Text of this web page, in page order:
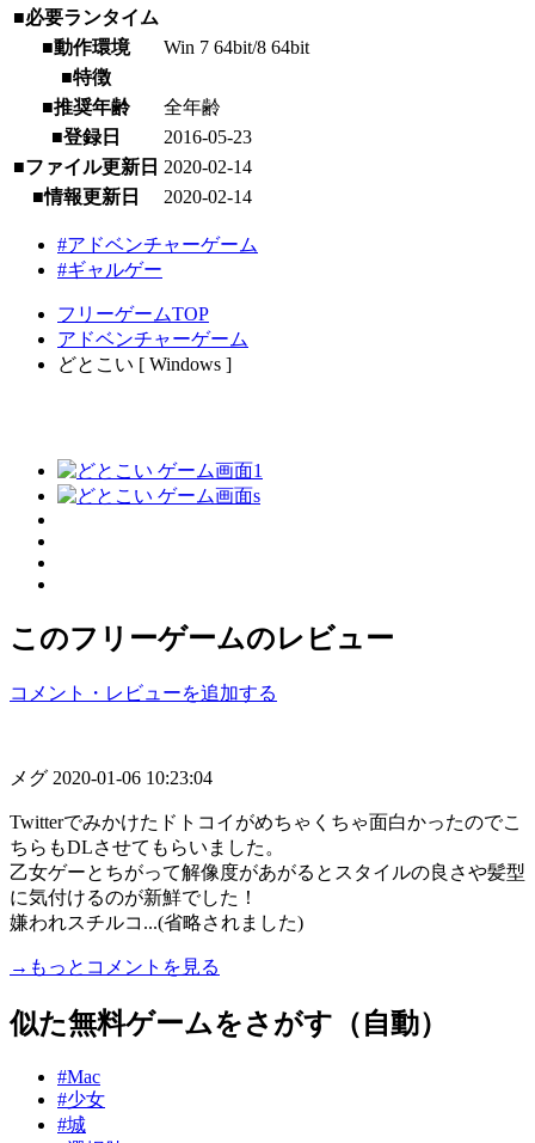
■必要ランタイム
■動作環境
Win 7 64bit/8 64bit
■特徴
■推奨年齢
全年齢
■登録日
2016-05-23
■ファイル更新日 2020-02-14
■情報更新日
2020-02-14
#アドベンチャーゲーム
#ギャルゲー
フリーゲームTOP
アドベンチャーゲーム
どとこい [ Windows ]
このフリーゲームのレビュー
コメント・レビューを追加する
メグ 2020-01-06 10:23:04
Twitterでみかけたドトコイがめちゃくちゃ面白かったのでこ
ちらもDLさせてもらいました。
乙女ゲーとちがって解像度があがるとスタイルの良さや髪型
に気付けるのが新鮮でした！
嫌われスチルコ...(省略されました)
→もっとコメントを見る
似た無料ゲームをさがす（自動）
#Mac
#少女
#城